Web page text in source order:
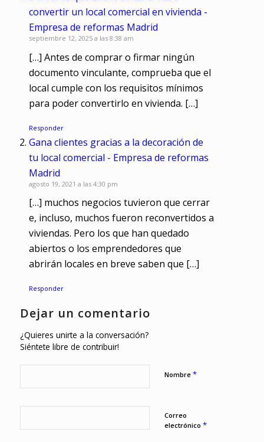
convertir un local comercial en vivienda -
Empresa de reformas Madrid
septiembre 12, 2025 a las 8:38 am
[…] Antes de comprar o firmar ningún
documento vinculante, comprueba que el
local cumple con los requisitos mínimos
para poder convertirlo en vivienda. […]
Responder
Gana clientes gracias a la decoración de
tu local comercial - Empresa de reformas
Madrid
agosto 19, 2021 a las 4:30 pm
[…] muchos negocios tuvieron que cerrar
e, incluso, muchos fueron reconvertidos a
viviendas. Pero los que han quedado
abiertos o los emprendedores que
abrirán locales en breve saben que […]
Responder
Dejar un comentario
¿Quieres unirte a la conversación?
Siéntete libre de contribuir!
Nombre *
Correo
electrónico *